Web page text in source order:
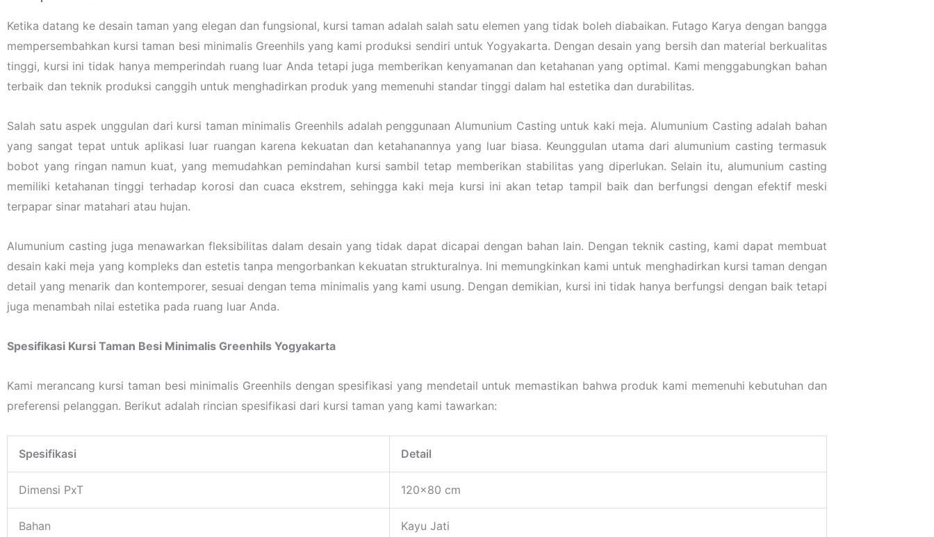
Ketika datang ke desain taman yang elegan dan fungsional, kursi taman adalah salah satu elemen yang tidak boleh diabaikan. Futago Karya dengan bangga
mempersembahkan kursi taman besi minimalis Greenhils yang kami produksi sendiri untuk Yogyakarta. Dengan desain yang bersih dan material berkualitas
tinggi, kursi ini tidak hanya memperindah ruang luar Anda tetapi juga memberikan kenyamanan dan ketahanan yang optimal. Kami menggabungkan bahan
terbaik dan teknik produksi canggih untuk menghadirkan produk yang memenuhi standar tinggi dalam hal estetika dan durabilitas.
Salah satu aspek unggulan dari kursi taman minimalis Greenhils adalah penggunaan Alumunium Casting untuk kaki meja. Alumunium Casting adalah bahan
yang sangat tepat untuk aplikasi luar ruangan karena kekuatan dan ketahanannya yang luar biasa. Keunggulan utama dari alumunium casting termasuk
bobot yang ringan namun kuat, yang memudahkan pemindahan kursi sambil tetap memberikan stabilitas yang diperlukan. Selain itu, alumunium casting
memiliki ketahanan tinggi terhadap korosi dan cuaca ekstrem, sehingga kaki meja kursi ini akan tetap tampil baik dan berfungsi dengan efektif meski
terpapar sinar matahari atau hujan.
Alumunium casting juga menawarkan fleksibilitas dalam desain yang tidak dapat dicapai dengan bahan lain. Dengan teknik casting, kami dapat membuat
desain kaki meja yang kompleks dan estetis tanpa mengorbankan kekuatan strukturalnya. Ini memungkinkan kami untuk menghadirkan kursi taman dengan
detail yang menarik dan kontemporer, sesuai dengan tema minimalis yang kami usung. Dengan demikian, kursi ini tidak hanya berfungsi dengan baik tetapi
juga menambah nilai estetika pada ruang luar Anda.
Spesifikasi Kursi Taman Besi Minimalis Greenhils Yogyakarta
Kami merancang kursi taman besi minimalis Greenhils dengan spesifikasi yang mendetail untuk memastikan bahwa produk kami memenuhi kebutuhan dan
preferensi pelanggan. Berikut adalah rincian spesifikasi dari kursi taman yang kami tawarkan:
Spesifikasi Detail
Dimensi PxT 120×80 cm
Bahan Kayu Jati